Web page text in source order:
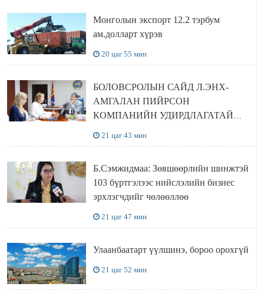
Монголын экспорт 12.2 тэрбум
ам.долларт хүрэв
20 цаг 55 мин
БОЛОВСРОЛЫН САЙД Л.ЭНХ-
АМГАЛАН ПИЙРСОН
КОМПАНИЙН УДИРДЛАГАТАЙ
21 цаг 43 мин
Б.Сэмжидмаа: Зөвшөөрлийн шинжтэй
103 бүртгэлээс нийслэлийн бизнес
эрхлэгчдийг чөлөөллөө
21 цаг 47 мин
Улаанбаатарт үүлшинэ, бороо орохгүй
21 цаг 52 мин